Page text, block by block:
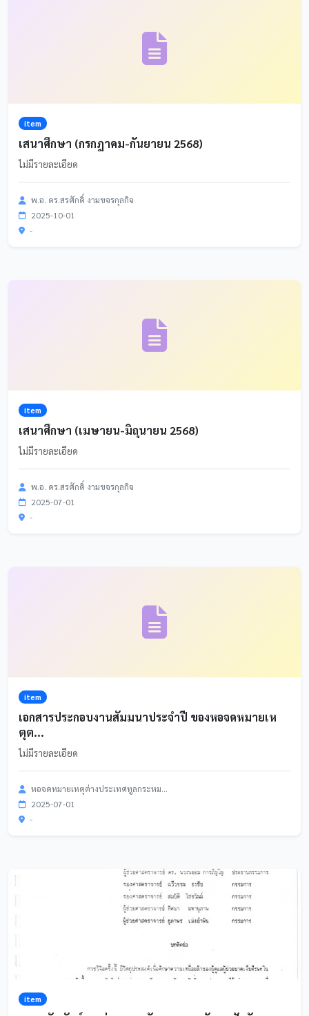
item
เสนาศึกษา (กรกฎาคม-กันยายน 2568)
ไม่มีรายละเอียด
พ.อ. ดร.สรศักดิ์ งามขจรกุลกิจ
2025-10-01
-
item
เสนาศึกษา (เมษายน-มิถุนายน 2568)
ไม่มีรายละเอียด
พ.อ. ดร.สรศักดิ์ งามขจรกุลกิจ
2025-07-01
-
item
เอกสารประกอบงานสัมมนาประจำปี ของหอจดหมายเห
ตุต...
ไม่มีรายละเอียด
หอจดหมายเหตุต่างประเทศทูลกระหม...
2025-07-01
-
item